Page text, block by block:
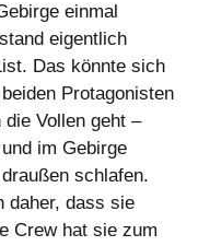
einmal
eigentlich
Das könnte sich
Protagonisten
Vollen geht –
im Gebirge
schlafen.
daher, dass sie
Crew hat sie zum